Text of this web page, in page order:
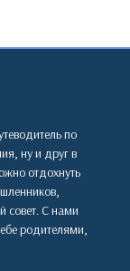
по
ну и друг в
отдохнуть
совет. С нами
родителями,